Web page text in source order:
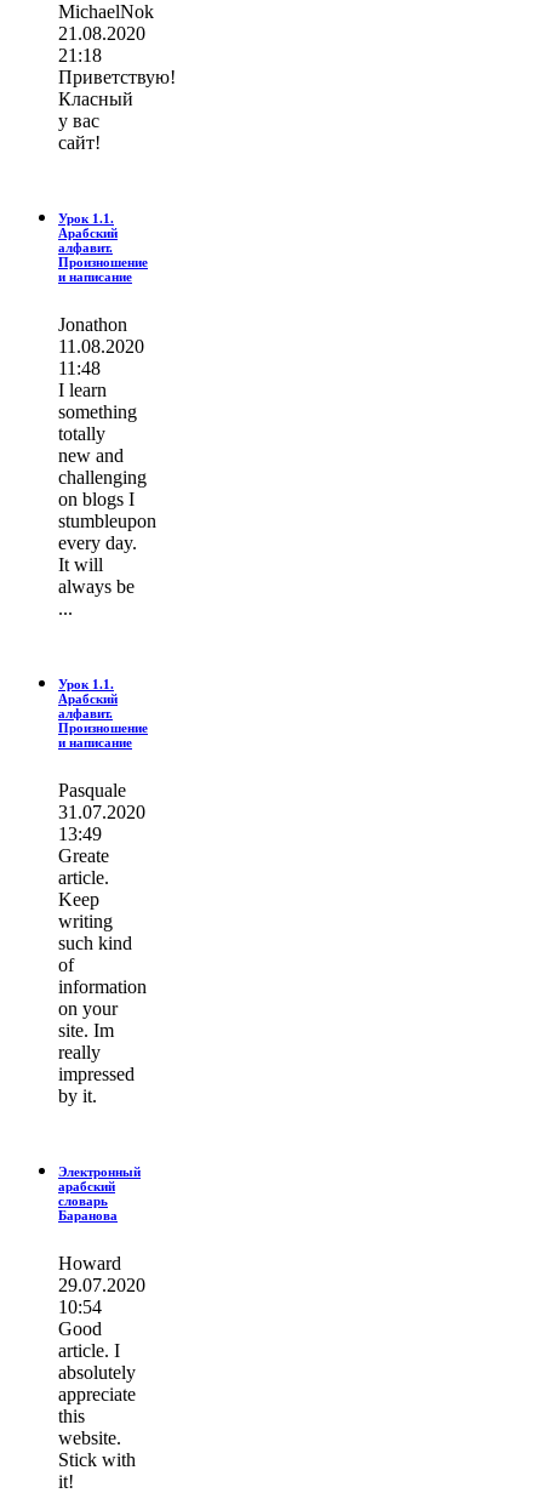
MichaelNok
21.08.2020
21:18
Приветствую!
Класный
у вас
сайт!
Урок 1.1.
Арабский
алфавит.
Произношение
и написание
Jonathon
11.08.2020
11:48
I learn
ѕοmething
totally
new and
challenging
on blogs I
stumbleupon
every day.
It wіll
always be
...
Урок 1.1.
Арабский
алфавит.
Произношение
и написание
Pasquale
31.07.2020
13:49
Greate
article.
Keep
writing
such kind
of
information
on your
site. Im
really
impressed
by it.
Электронный
арабский
словарь
Баранова
Howard
29.07.2020
10:54
Good
article. I
absolutely
appreciate
this
website.
Stick with
it!